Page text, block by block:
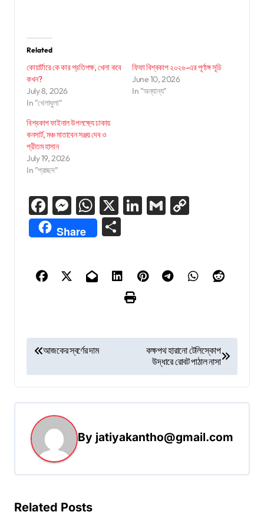
Related
কোয়ার্টারে কে কার প্রতিপক্ষ, খেলা কবে
কখন?
July 8, 2026
In "খেলাধুলা"
ফিফা বিশ্বকাপ ২০২৬-এর পূর্ণাঙ্গ সূচি
June 10, 2026
In "অন্যান্য"
বিশ্বকাপ ফাইনাল উপলক্ষ্যে ঢাকায়
কনসার্ট, মঞ্চ মাতাবেন সঞ্জয় দেব ও
প্রীতম হাসান
July 19, 2026
In "প্রচ্ছদ"
Facebook
Messenger
WhatsApp
X LinkedIn
Gmail
Share
P
s
t
n
a
g
আজকের স্বর্ণের দাম
কক্ষপথ হারানো টেলিস্কোপ
উদ্ধারে রোবট পাঠাল নাসা
By jatiyakantho@gmail.com
Related Posts